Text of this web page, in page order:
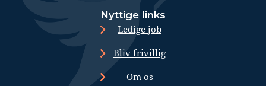
Nyttige links
Ledige job
Bliv frivillig
Om os